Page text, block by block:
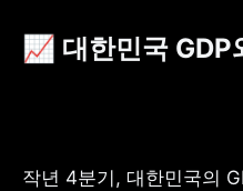
📈 대한민국 GDP
작년 4분기, 대한민국의